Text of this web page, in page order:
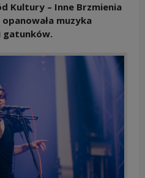
Kultury – Inne Brzmienia
muzyka
gatunków.